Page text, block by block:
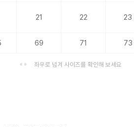
21 22 23
69 71 73
좌우로 넘겨 사이즈를 확인해 보세요